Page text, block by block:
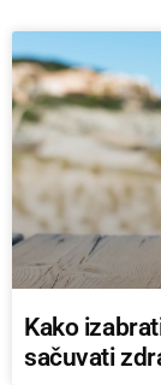
Kako
sačuvati